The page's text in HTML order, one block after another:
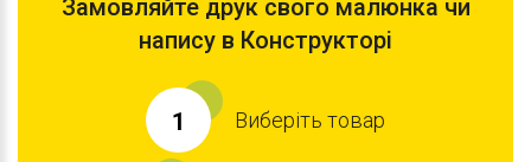
Замовляйте друк свого малюнка чи
напису в Конструкторі
1 Виберіть товар